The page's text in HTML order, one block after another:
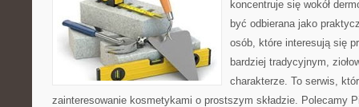
koncentruje się wokół
być odbierana jako
osób, które interesują się
bardziej tradycyjnym,
charakterze. To serwis,
zainteresowanie kosmetykami o prostszym składzie. Polecamy